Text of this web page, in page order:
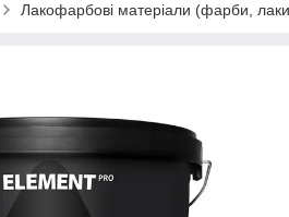
Лакофарбові матеріали (фарби,